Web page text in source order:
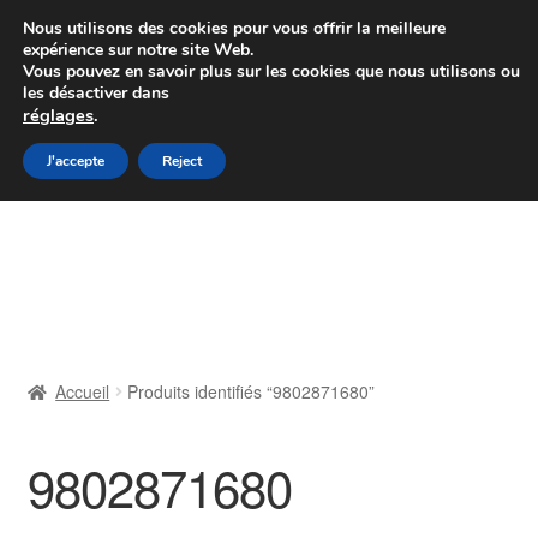
Colissimo livraison à partir de 7 EUR
Du lundi au vendredi de 9 h à 16 h
Aller
à
Aller
au
Livraison
Accueil Produits identifiés “9802871680”
9802871680
Nous utilisons des cookies pour vous offrir la meilleure
expérience sur notre site Web.
Vous pouvez en savoir plus sur les cookies que nous utilisons ou
les désactiver dans
réglages.
J'accepte Reject